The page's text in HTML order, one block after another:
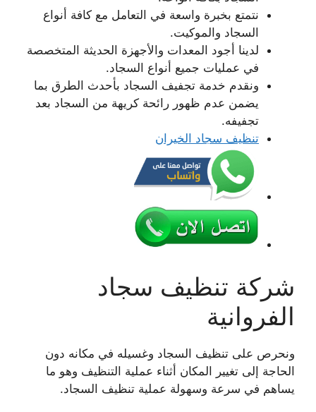
نتمتع بخبرة واسعة في التعامل مع كافة أنواع
السجاد والموكيت.
لدينا أجود المعدات والأجهزة الحديثة المتخصصة
في عمليات جميع أنواع السجاد.
ونقدم خدمة تجفيف السجاد بأحدث الطرق بما
يضمن عدم ظهور رائحة كريهة من السجاد بعد
تجفيفه.
تنظيف سجاد الخيران
شركة تنظيف سجاد
الفروانية
ونحرص على تنظيف السجاد وغسيله في مكانه دون
الحاجة إلى تغيير المكان أثناء عملية التنظيف وهو ما
يساهم في سرعة وسهولة عملية تنظيف السجاد.